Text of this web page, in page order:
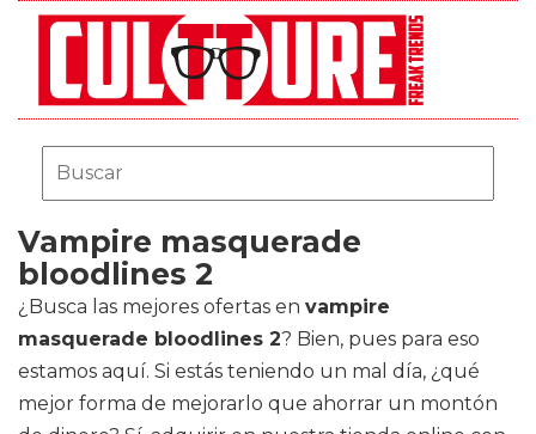
Vampire masquerade
bloodlines 2
¿Busca las mejores ofertas en vampire
masquerade bloodlines 2? Bien, pues para eso
estamos aquí. Si estás teniendo un mal día, ¿qué
mejor forma de mejorarlo que ahorrar un montón